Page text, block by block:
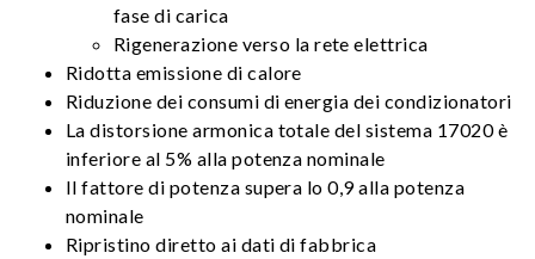
fase di carica
Rigenerazione verso la rete elettrica
Ridotta emissione di calore
Riduzione dei consumi di energia dei condizionatori
La distorsione armonica totale del sistema 17020 è
inferiore al 5% alla potenza nominale
Il fattore di potenza supera lo 0,9 alla potenza
nominale
Ripristino diretto ai dati di fabbrica